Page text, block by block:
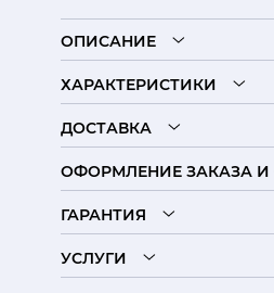
ОПИСАНИЕ
ХАРАКТЕРИСТИКИ
ДОСТАВКА
ОФОРМЛЕНИЕ ЗАКАЗА И
ГАРАНТИЯ
УСЛУГИ